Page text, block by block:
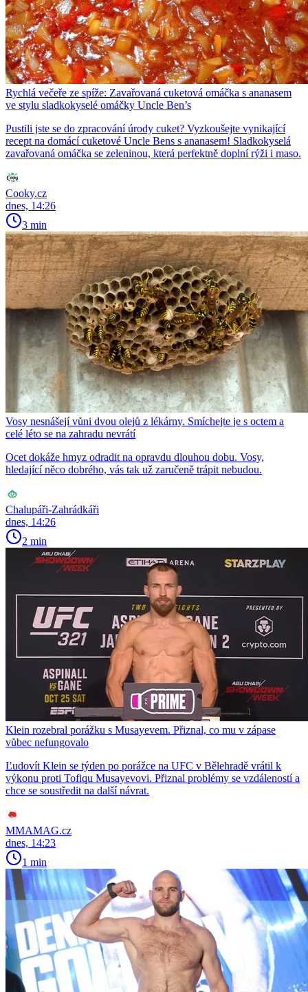
Rychlá večeře ze spíže: Zavařovaná cuketová omáčka s ananasem
ve stylu sladkokyselé omáčky Uncle Ben’s
Pustili jste se do zpracování úrody cuket? Vyzkoušejte vynikající
recept na domácí cuketové Uncle Bens s ananasem! Sladkokyselá
zavařovaná omáčka se zeleninou, která perfektně doplní rýži i maso.
Cooky.cz
dnes, 14:26
3 min
Vosy nesnášejí vůni dvou olejů z lékárny. Smíchejte je s octem a
celé léto se na zahradu nevrátí
Ocet dokáže hmyz odradit na opravdu dlouhou dobu. Vosy,
hledající něco dobrého, vás tak už zaručeně trápit nebudou.
Chalupáři-Zahrádkáři
dnes, 14:26
2 min
Klein rozebral porážku s Musayevem. Přiznal, co mu v zápase
vůbec nefungovalo
Ľudovít Klein se týden po porážce na UFC v Bělehradě vrátil k
výkonu proti Tofiqu Musayevovi. Přiznal problémy se vzdáleností a
chce se soustředit na další návrat.
MMAMAG.cz
dnes, 14:23
1 min